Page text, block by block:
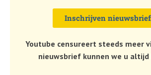
Inschrijven nieuwsbrief
Youtube censureert steeds meer
nieuwsbrief kunnen we u altijd